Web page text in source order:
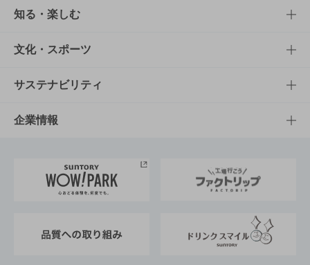
商品TOP
商品一覧
商品発売情報
栄養成分一覧
知る・楽しむ
知る・楽しむTOP
キャンペーン
工場見学
地域情報
文化・スポーツ
文化・スポーツTOP
サントリーホール
サントリーサンバーズ大阪
サステナビリティ
サステナビリティTOP
サントリーが考えるサステナビリティ経営
企業情報
企業概要